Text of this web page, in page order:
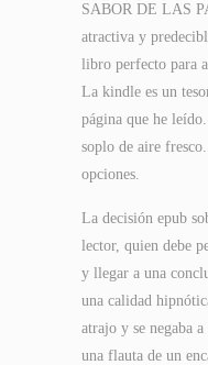
SABOR DE LAS
atractiva y
libro perfecto para
La kindle es un
página que he
soplo de aire
opciones.
La decisión epub
lector, quien debe
y llegar a una
una calidad
atrajo y se negaba
una flauta de un